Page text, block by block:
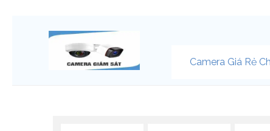
Camera Giá Rẻ